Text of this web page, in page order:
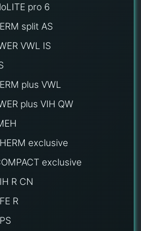
pro 6
split AS
VWL IS
plus VWL
plus VIH QW
exclusive
exclusive
R CN
R